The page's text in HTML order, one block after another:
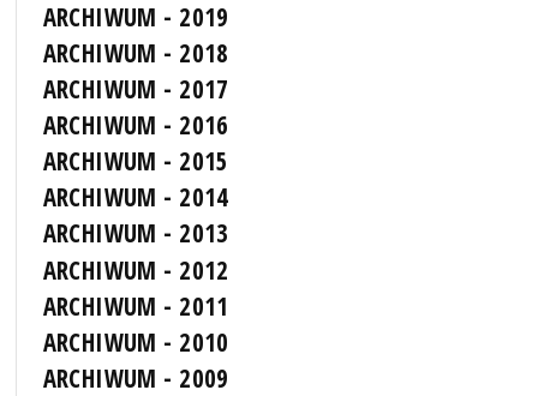
ARCHIWUM - 2019
ARCHIWUM - 2018
ARCHIWUM - 2017
ARCHIWUM - 2016
ARCHIWUM - 2015
ARCHIWUM - 2014
ARCHIWUM - 2013
ARCHIWUM - 2012
ARCHIWUM - 2011
ARCHIWUM - 2010
ARCHIWUM - 2009